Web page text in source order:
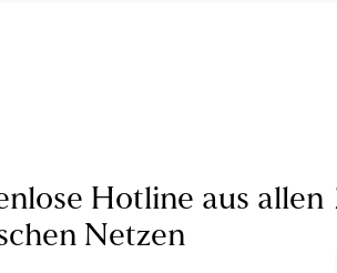
Hotline aus allen
Netzen